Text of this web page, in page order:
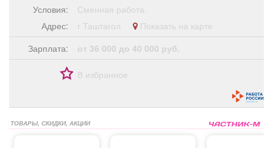
Условия:
Сменная работа.
Адрес:
г Таштагол
Показать на карте
Зарплата:
от 36 000 до 40 000 руб.
В избранное
ТОВАРЫ, СКИДКИ, АКЦИИ